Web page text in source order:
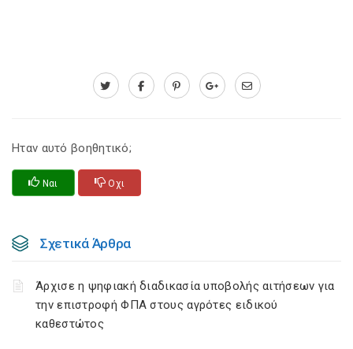
Ηταν αυτό βοηθητικό;
Ναι Οχι
Σχετικά Άρθρα
Άρχισε η ψηφιακή διαδικασία υποβολής αιτήσεων για
την επιστροφή ΦΠΑ στους αγρότες ειδικού
καθεστώτος